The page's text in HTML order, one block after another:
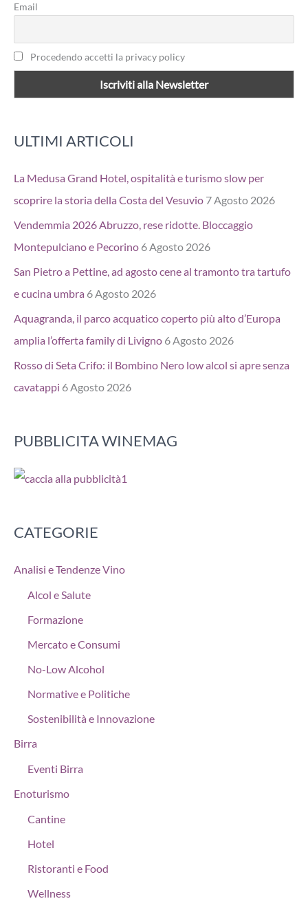
Email
Procedendo accetti la privacy policy
ULTIMI ARTICOLI
La Medusa Grand Hotel, ospitalità e turismo slow per
scoprire la storia della Costa del Vesuvio 7 Agosto 2026
Vendemmia 2026 Abruzzo, rese ridotte. Bloccaggio
Montepulciano e Pecorino 6 Agosto 2026
San Pietro a Pettine, ad agosto cene al tramonto tra tartufo
e cucina umbra 6 Agosto 2026
Aquagranda, il parco acquatico coperto più alto d’Europa
amplia l’offerta family di Livigno 6 Agosto 2026
Rosso di Seta Crifo: il Bombino Nero low alcol si apre senza
cavatappi 6 Agosto 2026
PUBBLICITA WINEMAG
CATEGORIE
Analisi e Tendenze Vino
Alcol e Salute
Formazione
Mercato e Consumi
No-Low Alcohol
Normative e Politiche
Sostenibilità e Innovazione
Birra
Eventi Birra
Enoturismo
Cantine
Hotel
Ristoranti e Food
Wellness